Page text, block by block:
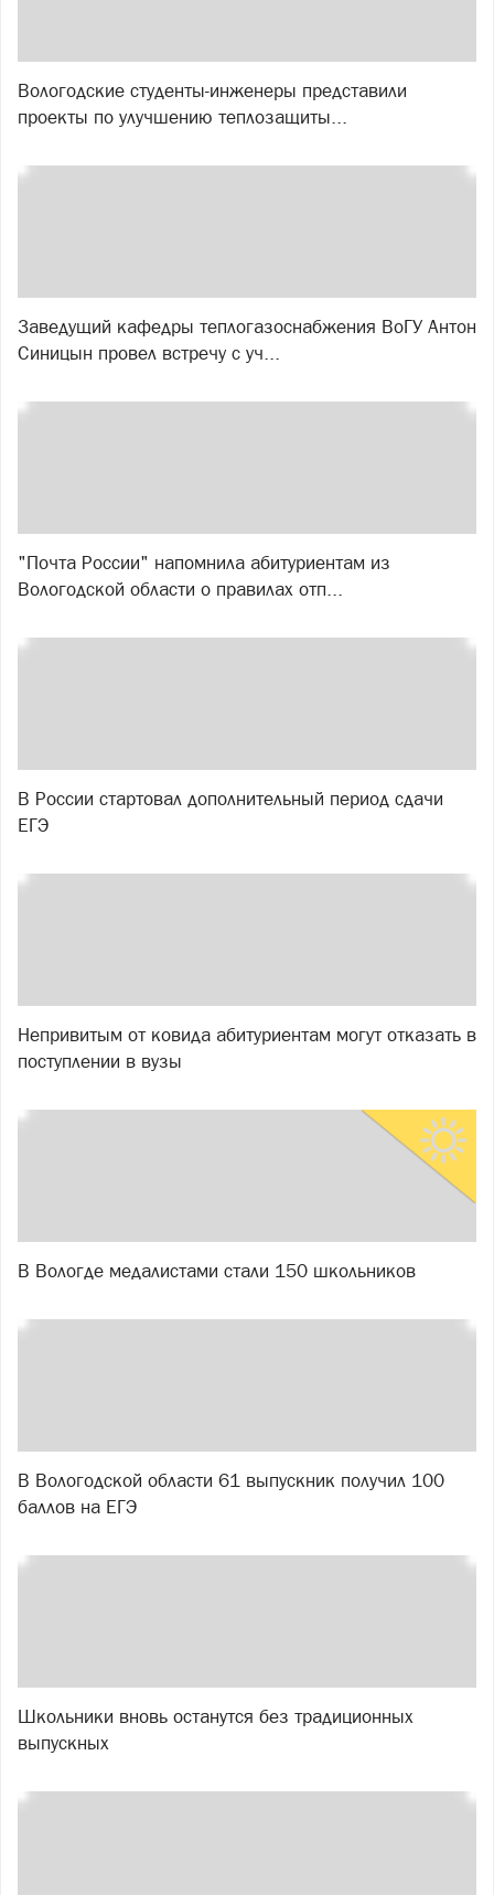
Вологодские студенты-инженеры представили
проекты по улучшению теплозащиты...
Заведущий кафедры теплогазоснабжения ВоГУ Антон
Синицын провел встречу с уч...
"Почта России" напомнила абитуриентам из
Вологодской области о правилах отп...
В России стартовал дополнительный период сдачи
ЕГЭ
Непривитым от ковида абитуриентам могут отказать в
поступлении в вузы
В Вологде медалистами стали 150 школьников
В Вологодской области 61 выпускник получил 100
баллов на ЕГЭ
Школьники вновь останутся без традиционных
выпускных